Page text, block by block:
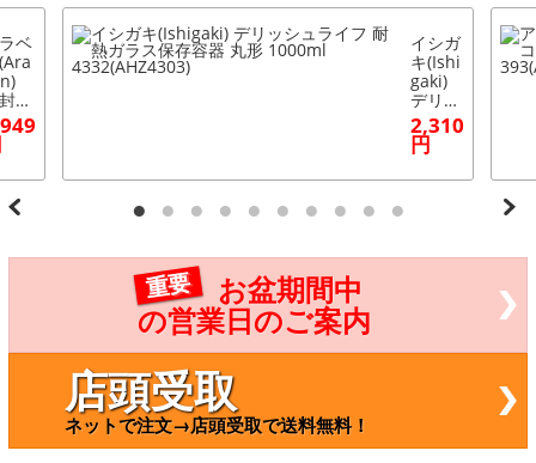
ベ
カ
付
保
ン
ー
3
イシガ
キ(Ishi
gaki)
デリッ
シュラ
イフ
耐熱ガ
ラス保
4332(A
2,310
円
重要
お盆期間中
の営業日のご案内
店頭受取
ネットで注文→店頭受取で送料無料！